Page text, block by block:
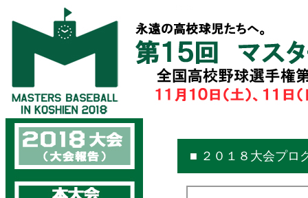
■ ２０１８大会プロ